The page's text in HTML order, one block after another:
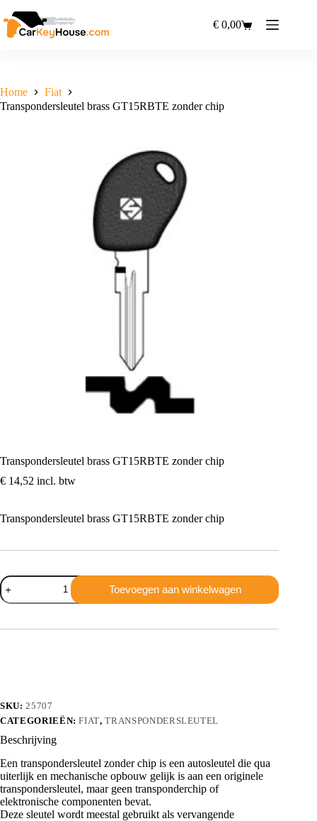
naar
de
Winkelwagen
€ 0,00
Home
Fiat
Transpondersleutel brass GT15RBTE zonder chip
Transpondersleutel brass GT15RBTE zonder chip
€ 14,52 incl. btw
Transpondersleutel brass GT15RBTE zonder chip
Transpondersleutel
brass
GT15RBTE
chip
Toevoegen aan winkelwagen
SKU:25707
CATEGORIEËN:FIAT,TRANSPONDERSLEUTEL
Beschrijving
Een transpondersleutel zonder chip is een autosleutel die qua
uiterlijk en mechanische opbouw gelijk is aan een originele
transpondersleutel, maar geen transponderchip of
elektronische componenten bevat.
Deze sleutel wordt meestal gebruikt als vervangende